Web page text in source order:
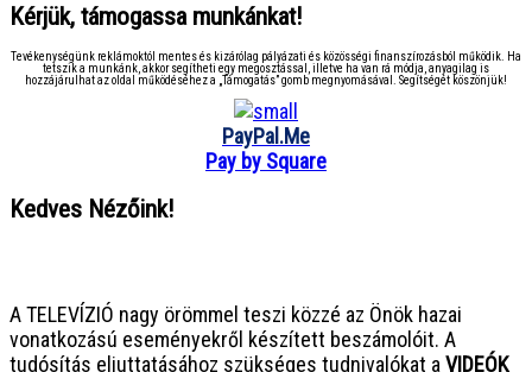
Kérjük, támogassa munkánkat!
Tevékenységünk reklámoktól mentes és kizárólag pályázati és közösségi finanszírozásból működik. Ha
tetszik a munkánk, akkor segítheti egy megosztással, illetve ha van rá módja, anyagilag is
hozzájárulhat az oldal működéséhez a „Támogatás” gomb megnyomásával. Segítségét köszönjük!
PayPal.Me
Pay by Square
Kedves Nézőink!
A TELEVÍZIÓ nagy örömmel teszi közzé az Önök hazai
vonatkozású eseményekről készített beszámolóit. A
tudósítás eljuttatásához szükséges tudnivalókat a VIDEÓK